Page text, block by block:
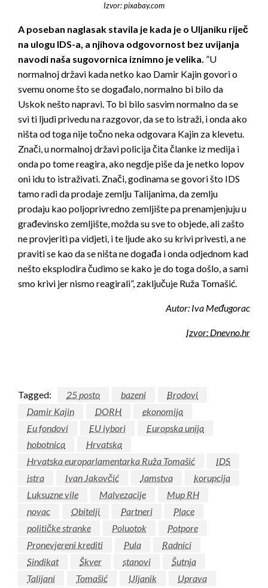
Izvor: pixabay.com
A poseban naglasak stavila je kada je o Uljaniku riječ
na ulogu IDS-a, a njihova odgovornost bez uvijanja
navodi naša sugovornica iznimno je velika. ”U
normalnoj državi kada netko kao Damir Kajin govori o
svemu onome što se događalo, normalno bi bilo da
Uskok nešto napravi. To bi bilo sasvim normalno da se
svi ti ljudi privedu na razgovor, da se to istraži, i onda ako
ništa od toga nije točno neka odgovara Kajin za klevetu.
Znači, u normalnoj državi policija čita članke iz medija i
onda po tome reagira, ako negdje piše da je netko lopov
oni idu to istraživati. Znači, godinama se govori što IDS
tamo radi da prodaje zemlju Talijanima, da zemlju
prodaju kao poljoprivredno zemljište pa prenamjenjuju u
građevinsko zemljište, možda su sve to objede, ali zašto
ne provjeriti pa vidjeti, i te ljude ako su krivi privesti, a ne
praviti se kao da se ništa ne događa i onda odjednom kad
nešto eksplodira čudimo se kako je do toga došlo, a sami
smo krivi jer nismo reagirali”, zaključuje Ruža Tomašić.
Autor: Iva Međugorac
Izvor: Dnevno.hr
Tagged: 25 posto bazeni
Brodovi
Damir Kajin
DORH
ekonomija
Eu fondovi
EU iybori
Europska unija
hobotnica
Hrvatska
Hrvatska europarlamentarka Ruža Tomašić
IDS
istra
Ivan Jakovčić Jamstva
korupcija
Luksuzne vile
Malvezacije
Mup RH
novac
Obitelji Partneri
Place
političke stranke
Poluotok
Potpore
Pronevjereni krediti
Pula
Radnici
Sindikat
Škver stanovi
Šutnja
Talijani
Tomašić Uljanik
Uprava